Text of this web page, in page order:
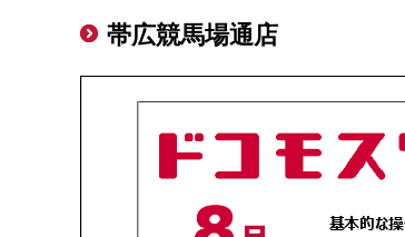
帯広競馬場通店